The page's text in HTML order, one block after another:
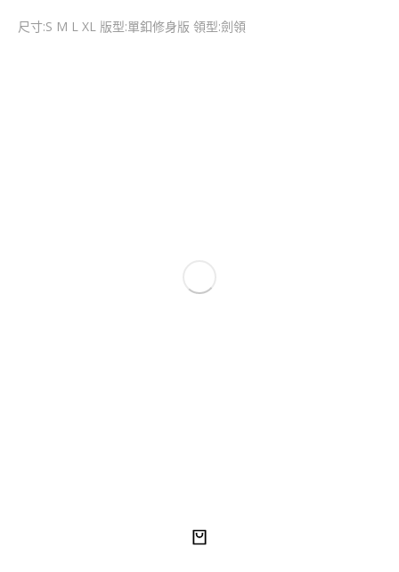
尺寸:S M L XL 版型:單釦修身版 領型:劍領